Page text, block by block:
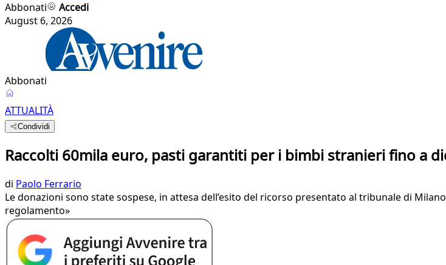
Abbonati
Accedi
August 6, 2026
Abbonati
ATTUALITÀ
Condividi
Raccolti 60mila euro, pasti garantiti per i bimbi stranieri fino a
di Paolo Ferrario
Le donazioni sono state sospese, in attesa dell’esito del ricorso presentato al tribunale di
regolamento»